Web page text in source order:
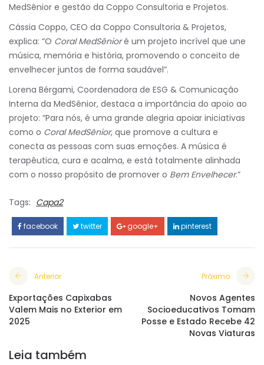
MedSênior e gestão da Coppo Consultoria e Projetos.
Cássia Coppo, CEO da Coppo Consultoria & Projetos,
explica: “O Coral MedSênioré um projeto incrível que une
música, memória e história, promovendo o conceito de
envelhecer juntos de forma saudável”.
Lorena Bérgami, Coordenadora de ESG & Comunicação
Interna da MedSênior, destaca a importância do apoio ao
projeto: “Para nós, é uma grande alegria apoiar iniciativas
como o Coral MedSênior, que promove a cultura e
conecta as pessoas com suas emoções. A música é
terapêutica, cura e acalma, e está totalmente alinhada
com o nosso propósito de promover o Bem Envelhecer.”
Tags: Capa2
facebook twitter google+ pinterest
Anterior
Exportações Capixabas
Valem Mais no Exterior em
2025
Próximo
Novos Agentes
Socioeducativos Tomam
Posse e Estado Recebe 42
Novas Viaturas
Leia também